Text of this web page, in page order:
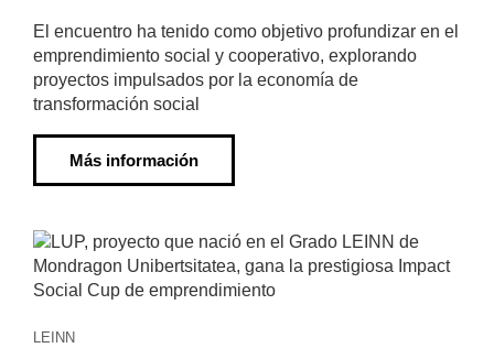
El encuentro ha tenido como objetivo profundizar en el
emprendimiento social y cooperativo, explorando
proyectos impulsados por la economía de
transformación social
Más información
LEINN